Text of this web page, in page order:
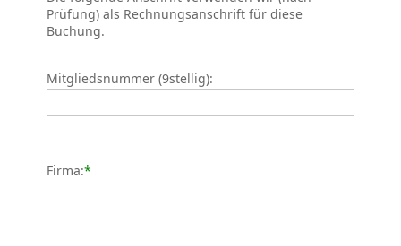
Prüfung) als Rechnungsanschrift für diese
Buchung.
Mitgliedsnummer (9stellig):
Firma:*